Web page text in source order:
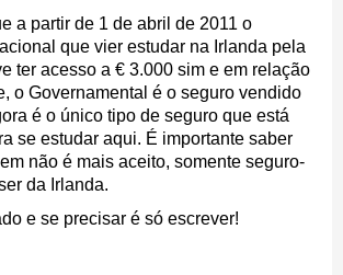
a partir de 1 de abril de 2011 o
que vier estudar na Irlanda pela
ter acesso a € 3.000 sim e em relação
o Governamental é o seguro vendido
é o único tipo de seguro que está
se estudar aqui. É importante saber
não é mais aceito, somente seguro-
da Irlanda.
e se precisar é só escrever!